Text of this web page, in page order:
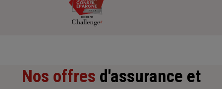
Nos offres d'assurance et